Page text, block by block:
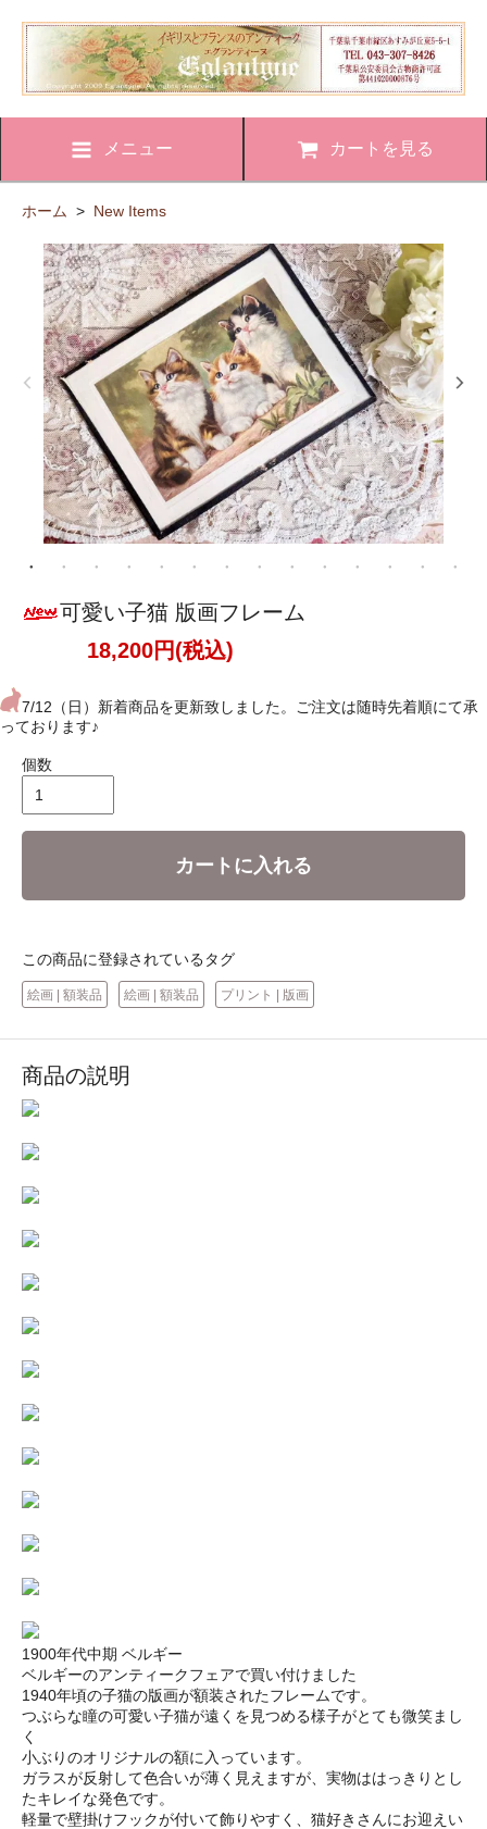
メニュー カートを見る
ホーム > New Items
可愛い子猫 版画フレーム
18,200円(税込)
7/12（日）新着商品を更新致しました。ご注文は随時先着順にて承
っております♪
個数
カートに入れる
この商品に登録されているタグ
絵画 | 額装品 絵画 | 額装品 プリント | 版画
商品の説明
1900年代中期 ベルギー
ベルギーのアンティークフェアで買い付けました
1940年頃の子猫の版画が額装されたフレームです。
つぶらな瞳の可愛い子猫が遠くを見つめる様子がとても微笑まし
く
小ぶりのオリジナルの額に入っています。
ガラスが反射して色合いが薄く見えますが、実物ははっきりとし
たキレイな発色です。
軽量で壁掛けフックが付いて飾りやすく、猫好きさんにお迎えい